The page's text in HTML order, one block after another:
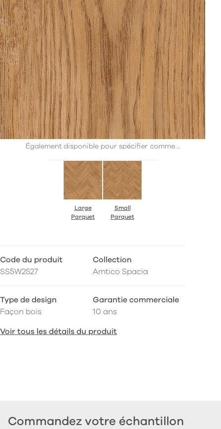
Également disponible pour spécifier comme...
Large
Parquet
Small
Parquet
Code du produit
SS5W2527
Collection
Amtico Spacia
Type de design
Façon bois
Garantie commerciale
10 ans
Voir tous les détails du produit
Commandez votre échantillon